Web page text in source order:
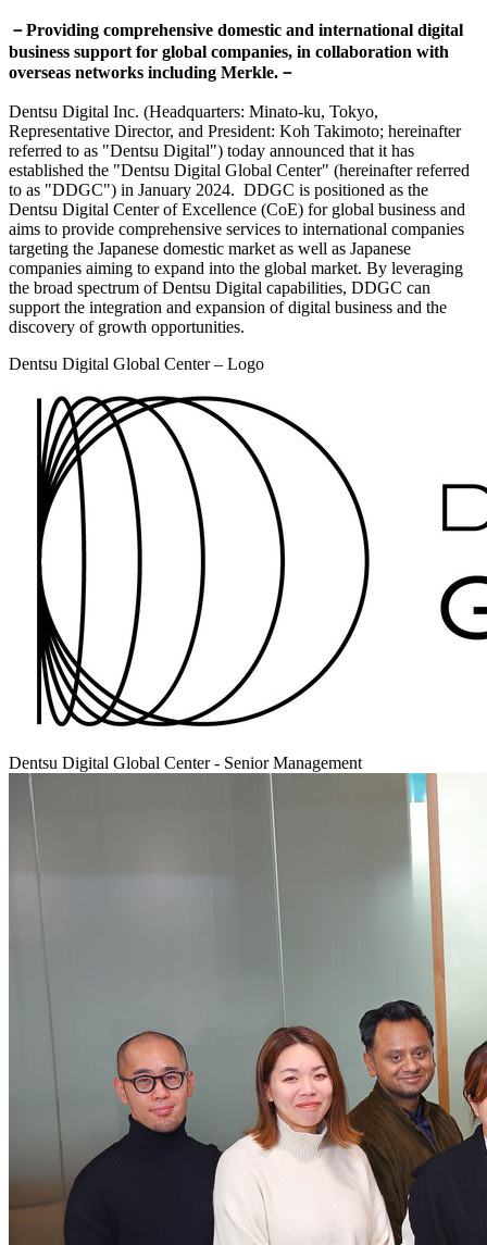
－Providing comprehensive domestic and international digital
business support for global companies, in collaboration with
overseas networks including Merkle.－
Dentsu Digital Inc. (Headquarters: Minato-ku, Tokyo,
Representative Director, and President: Koh Takimoto; hereinafter
referred to as "Dentsu Digital") today announced that it has
established the "Dentsu Digital Global Center" (hereinafter referred
to as "DDGC") in January 2024. DDGC is positioned as the
Dentsu Digital Center of Excellence (CoE) for global business and
aims to provide comprehensive services to international companies
targeting the Japanese domestic market as well as Japanese
companies aiming to expand into the global market. By leveraging
the broad spectrum of Dentsu Digital capabilities, DDGC can
support the integration and expansion of digital business and the
discovery of growth opportunities.
Dentsu Digital Global Center – Logo
Dentsu Digital Global Center - Senior Management